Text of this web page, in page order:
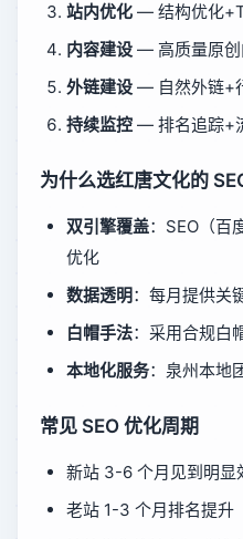
站内优化 — 结构优化
内容建设 — 高质量原创
外链建设 — 自然外链+
持续监控 — 排名追踪+
为什么选红唐文化的
双引擎覆盖：SEO（百
优化
数据透明：每月提供关
白帽手法：采用合规白
本地化服务：泉州本地
常见 SEO 优化周期
新站 3-6 个月见到明显
老站 1-3 个月排名提升